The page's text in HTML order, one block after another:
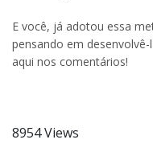
E você, já adotou essa
pensando em
aqui nos comentários!
8954 Views